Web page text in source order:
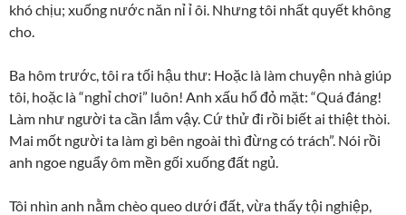
khó chịu; xuống nước năn nỉ ỉ ôi. Nhưng tôi nhất quyết không
cho.
Ba hôm trước, tôi ra tối hậu thư: Hoặc là làm chuyện nhà giúp
tôi, hoặc là “nghỉ chơi” luôn! Anh xấu hổ đỏ mặt: “Quá đáng!
Làm như người ta cần lắm vậy. Cứ thử đi rồi biết ai thiệt thòi.
Mai mốt người ta làm gì bên ngoài thì đừng có trách”. Nói rồi
anh ngoe nguẩy ôm mền gối xuống đất ngủ.
Tôi nhìn anh nằm chèo queo dưới đất, vừa thấy tội nghiệp,